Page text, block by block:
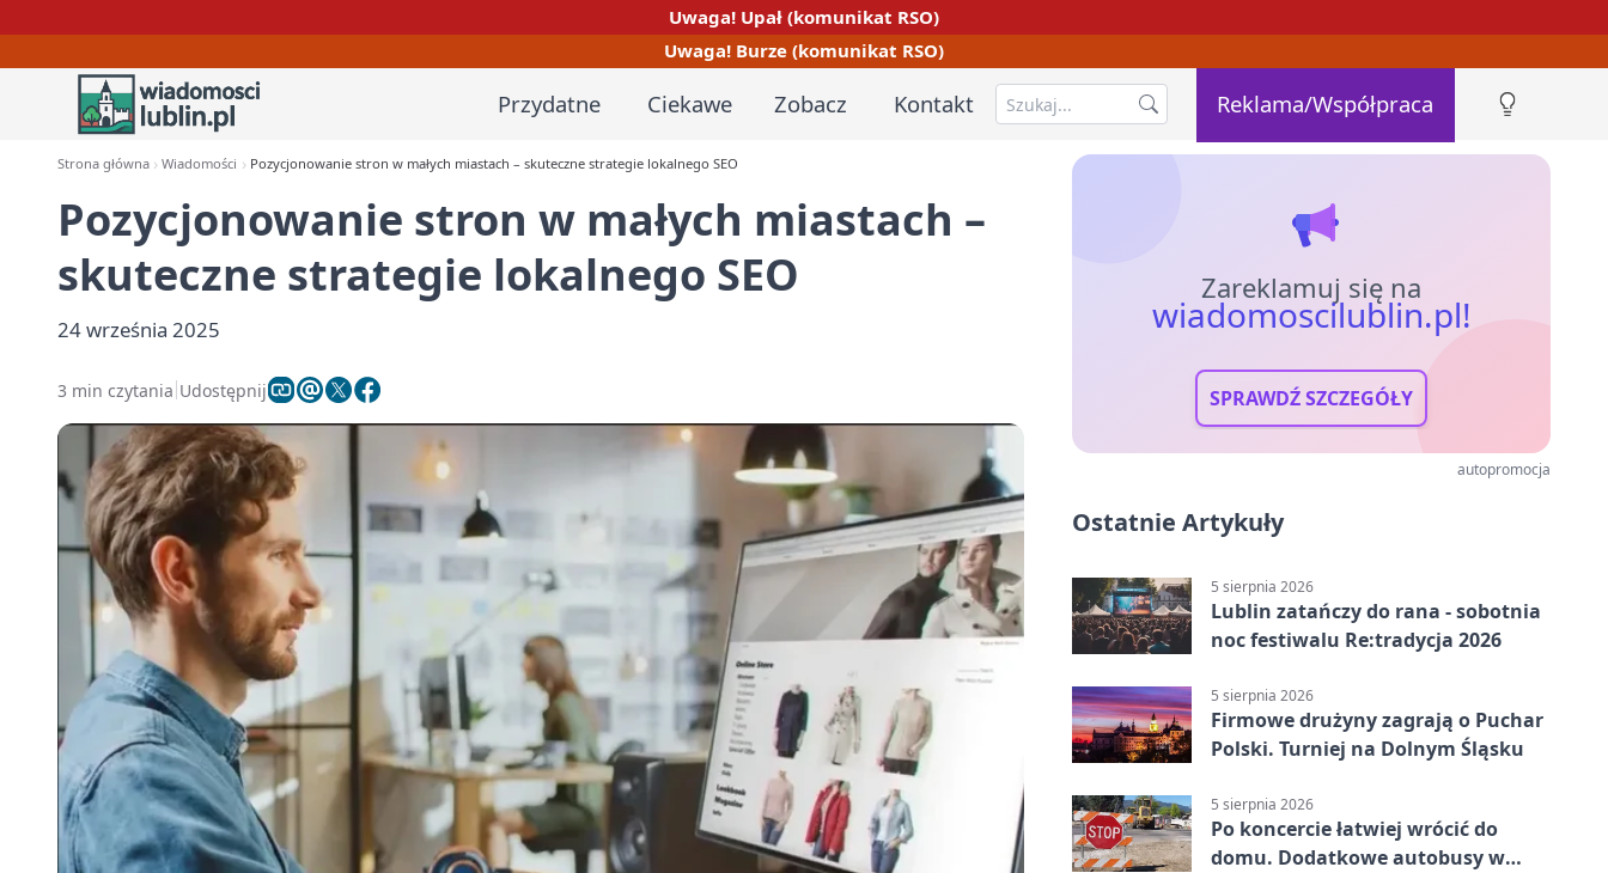
Uwaga! Upał (komunikat RSO)
Uwaga! Burze (komunikat RSO)
Przydatne Ciekawe Zobacz Kontakt Reklama/Współpraca
Strona główna Wiadomości Pozycjonowanie stron w małych miastach – skuteczne strategie lokalnego SEO
Pozycjonowanie stron w małych miastach –
skuteczne strategie lokalnego SEO
24 września 2025
3 min czytania Udostępnij
Zareklamuj się na
wiadomoscilublin.pl!
SPRAWDŹ SZCZEGÓŁY
autopromocja
Ostatnie Artykuły
5 sierpnia 2026
Lublin zatańczy do rana - sobotnia
noc festiwalu Re:tradycja 2026
5 sierpnia 2026
Firmowe drużyny zagrają o Puchar
Polski. Turniej na Dolnym Śląsku
5 sierpnia 2026
Po koncercie łatwiej wrócić do
domu. Dodatkowe autobusy w